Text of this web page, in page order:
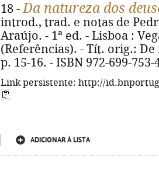
18 -Da natureza dos
introd., trad. e notas de
Araújo. - 1ª ed. - Lisboa :
(Referências). - Tít. orig.:
p. 15-16. - ISBN 972-699-753-
Link persistente: http://
ADICIONAR À LISTA